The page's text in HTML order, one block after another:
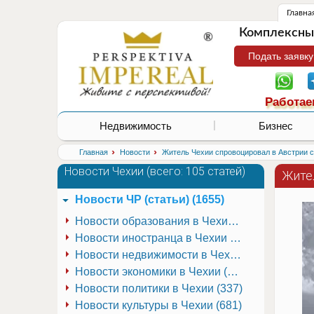
Подать
Недвижимость Бизнес
Главная › Новости › Житель Чехии спровоцировал в Австрии
Новости Чехии (всего: 105 статей)
Новости иностранца в Чехии (223)
Новости культуры в Чехии (681)
Новости недвижимости в Чехии (337)
Новости образования в Чехии (251)
Новости политики в Чехии (337)
Новости ЧР (статьи) (1655)
Новости экономики в Чехии (941)